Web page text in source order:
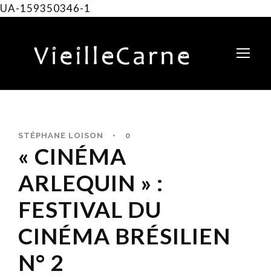
UA-159350346-1
STÉPHANE LOISON • 0
« CINÉMA
ARLEQUIN » :
FESTIVAL DU
CINÉMA BRÉSILIEN
N° 2